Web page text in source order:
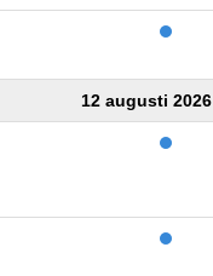
12 augusti 2026